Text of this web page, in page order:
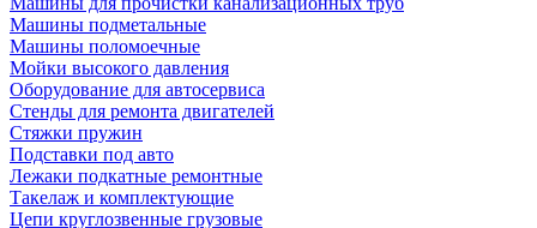
Машины подметальные
Машины поломоечные
Мойки высокого давления
Оборудование для автосервиса
Стенды для ремонта двигателей
Стяжки пружин
Подставки под авто
Лежаки подкатные ремонтные
Такелаж и комплектующие
Цепи круглозвенные грузовые